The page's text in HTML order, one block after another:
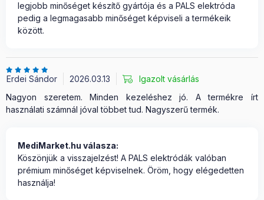
legjobb minőséget készítő gyártója és a PALS elektróda
pedig a legmagasabb minőséget képviseli a termékeik
között.
Erdei Sándor 2026.03.13
Igazolt vásárlás
Nagyon szeretem. Minden kezeléshez jó. A termékre írt
használati számnál jóval többet tud. Nagyszerű termék.
MediMarket.hu válasza:
Köszönjük a visszajelzést! A PALS elektródák valóban
prémium minőséget képviselnek. Öröm, hogy elégedetten
használja!